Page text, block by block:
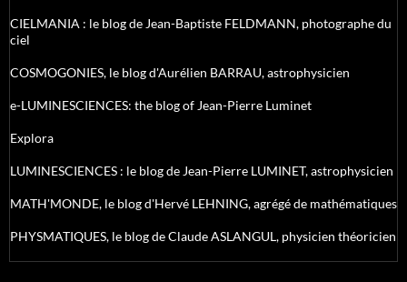
CIELMANIA : le blog de Jean-Baptiste FELDMANN, photographe du
ciel
COSMOGONIES, le blog d'Aurélien BARRAU, astrophysicien
e-LUMINESCIENCES: the blog of Jean-Pierre Luminet
Explora
LUMINESCIENCES : le blog de Jean-Pierre LUMINET, astrophysicien
MATH'MONDE, le blog d'Hervé LEHNING, agrégé de mathématiques
PHYSMATIQUES, le blog de Claude ASLANGUL, physicien théoricien